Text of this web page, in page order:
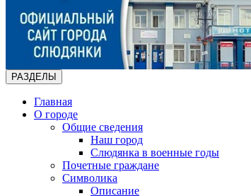
РАЗДЕЛЫ
Главная
О городе
Общие сведения
Наш город
Слюдянка в военные годы
Почетные граждане
Символика
Описание